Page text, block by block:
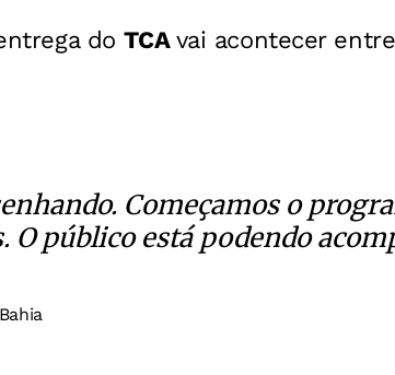
doTCA vai acontecer
Começamos o
O público está podendo